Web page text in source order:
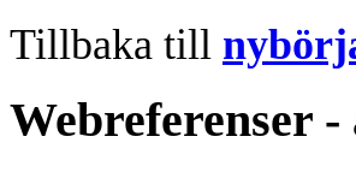
Tillbaka till
Webreferenser